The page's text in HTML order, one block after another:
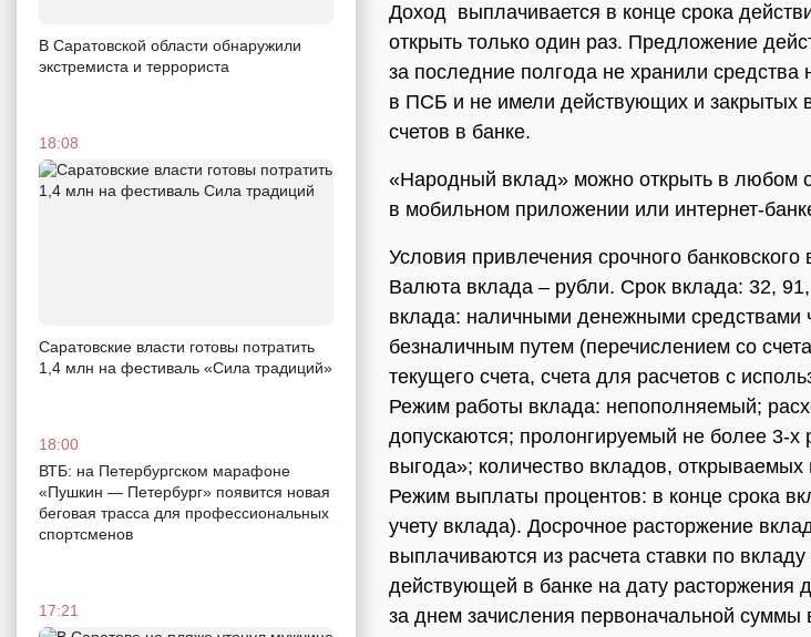
В Саратовской области обнаружили
экстремиста и террориста
18:08
Саратовские власти готовы потратить
1,4 млн на фестиваль «Сила традиций»
18:00
ВТБ: на Петербургском марафоне
«Пушкин — Петербург» появится новая
беговая трасса для профессиональных
спортсменов
17:21
Доход выплачивается в конце срока
открыть только один раз. Предложение
за последние полгода не хранили средства
в ПСБ и не имели действующих и закрытых
счетов в банке.
«Народный вклад» можно открыть в любом
в мобильном приложении или интернет-
Условия привлечения срочного банковского
Валюта вклада – рубли. Срок вклада: 32,
вклада: наличными денежными средствами
безналичным путем (перечислением со
текущего счета, счета для расчетов с
Режим работы вклада: непополняемый;
допускаются; пролонгируемый не более 3-х
выгода»; количество вкладов, открываемых
Режим выплаты процентов: в конце срока
учету вклада). Досрочное расторжение
выплачиваются из расчета ставки по
действующей в банке на дату расторжения
за днем зачисления первоначальной суммы